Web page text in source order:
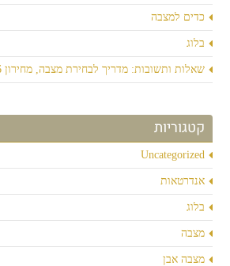
כדים למצבה
בלוג
שאלות ותשובות: מדריך לבחירת מצבה, מחירון 2026 וסוגי אבנים
קטגוריות
Uncategorized
אנדרטאות
בלוג
מצבה
מצבה אבן